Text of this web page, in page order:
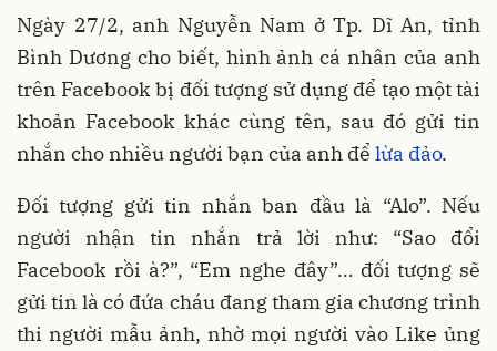
Ngày 27/2, anh Nguyễn Nam ở Tp. Dĩ An, tỉnh
Bình Dương cho biết, hình ảnh cá nhân của anh
trên Facebook bị đối tượng sử dụng để tạo một tài
khoản Facebook khác cùng tên, sau đó gửi tin
nhắn cho nhiều người bạn của anh để lừa đảo.
Đối tượng gửi tin nhắn ban đầu là “Alo”. Nếu
người nhận tin nhắn trả lời như: “Sao đổi
Facebook rồi à?”, “Em nghe đây”… đối tượng sẽ
gửi tin là có đứa cháu đang tham gia chương trình
thi người mẫu ảnh, nhờ mọi người vào Like ủng